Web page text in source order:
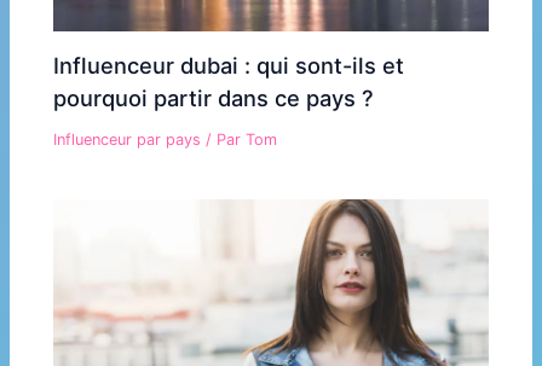
Influenceur dubai : qui sont-ils et
pourquoi partir dans ce pays ?
Influenceur par pays / ParTom